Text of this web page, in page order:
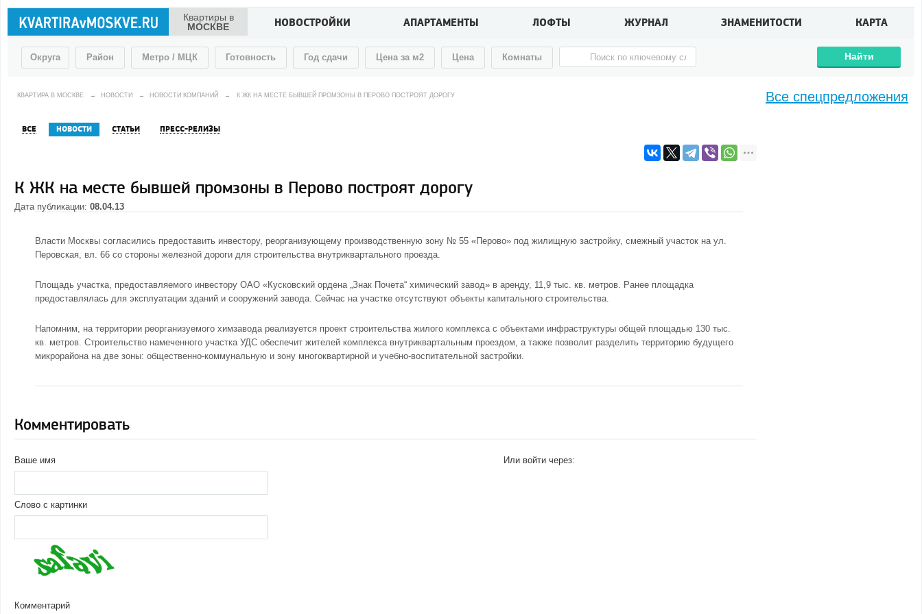
Квартиры в
МОСКВЕ
НОВОСТРОЙКИ АПАРТАМЕНТЫ ЛОФТЫ ЖУРНАЛ ЗНАМЕНИТОСТИ КАРТА
Округа Район Метро / МЦК Готовность Год сдачи Цена за м2 Цена Комнаты Найти
КВАРТИРА В МОСКВЕ → НОВОСТИ → НОВОСТИ КОМПАНИЙ → К ЖК НА МЕСТЕ БЫВШЕЙ ПРОМЗОНЫ В ПЕРОВО ПОСТРОЯТ ДОРОГУ
ВСЕ НОВОСТИ СТАТЬИ ПРЕСС-РЕЛИЗЫ
К ЖК на месте бывшей промзоны в Перово построят дорогу
Дата публикации: 08.04.13
Власти Москвы согласились предоставить инвестору, реорганизующему производственную зону № 55 «Перово» под жилищную застройку, смежный участок на ул.
Перовская, вл. 66 со стороны железной дороги для строительства внутриквартального проезда.
Площадь участка, предоставляемого инвестору ОАО «Кусковский ордена „Знак Почета“ химический завод» в аренду, 11,9 тыс. кв. метров. Ранее площадка
предоставлялась для эксплуатации зданий и сооружений завода. Сейчас на участке отсутствуют объекты капитального строительства.
Напомним, на территории реорганизуемого химзавода реализуется проект строительства жилого комплекса с объектами инфраструктуры общей площадью 130 тыс.
кв. метров. Строительство намеченного участка УДС обеспечит жителей комплекса внутриквартальным проездом, а также позволит разделить территорию будущего
микрорайона на две зоны: общественно-коммунальную и зону многоквартирной и учебно-воспитательной застройки.
Комментировать
Ваше имя
Слово с картинки
Или войти через:
Комментарий
Все спецпредложения